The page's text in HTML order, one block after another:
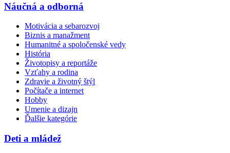
Náučná a odborná
Motivácia a sebarozvoj
Biznis a manažment
Humanitné a spoločenské vedy
História
Životopisy a reportáže
Vzťahy a rodina
Zdravie a životný štýl
Počítače a internet
Hobby
Umenie a dizajn
Ďalšie kategórie
Deti a mládež